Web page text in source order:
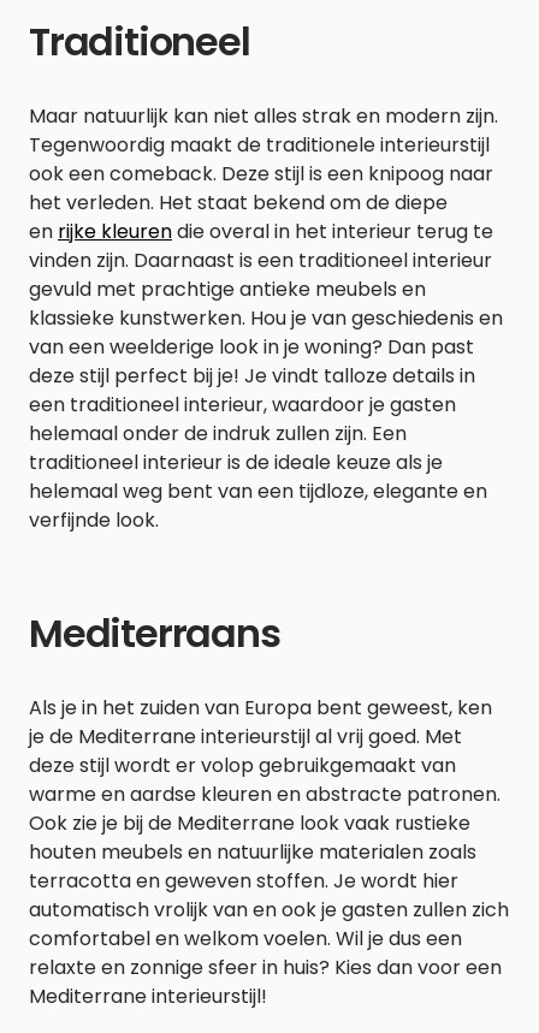
Traditioneel
Maar natuurlijk kan niet alles strak en modern zijn.
Tegenwoordig maakt de traditionele interieurstijl
ook een comeback. Deze stijl is een knipoog naar
het verleden. Het staat bekend om de diepe
en rijke kleurendie overal in het interieur terug te
vinden zijn. Daarnaast is een traditioneel interieur
gevuld met prachtige antieke meubels en
klassieke kunstwerken. Hou je van geschiedenis en
van een weelderige look in je woning? Dan past
deze stijl perfect bij je! Je vindt talloze details in
een traditioneel interieur, waardoor je gasten
helemaal onder de indruk zullen zijn. Een
traditioneel interieur is de ideale keuze als je
helemaal weg bent van een tijdloze, elegante en
verfijnde look.
Mediterraans
Als je in het zuiden van Europa bent geweest, ken
je de Mediterrane interieurstijl al vrij goed. Met
deze stijl wordt er volop gebruikgemaakt van
warme en aardse kleuren en abstracte patronen.
Ook zie je bij de Mediterrane look vaak rustieke
houten meubels en natuurlijke materialen zoals
terracotta en geweven stoffen. Je wordt hier
automatisch vrolijk van en ook je gasten zullen zich
comfortabel en welkom voelen. Wil je dus een
relaxte en zonnige sfeer in huis? Kies dan voor een
Mediterrane interieurstijl!